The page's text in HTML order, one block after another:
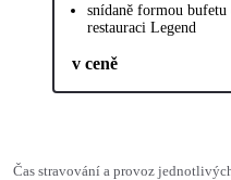
snídaně formou
restauraci Legend
v ceně
Čas stravování a provoz